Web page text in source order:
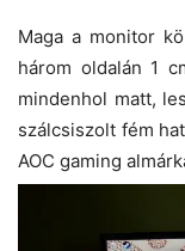
Maga a monitor
három oldalán 1
mindenhol matt,
szálcsiszolt fém
AOC gaming